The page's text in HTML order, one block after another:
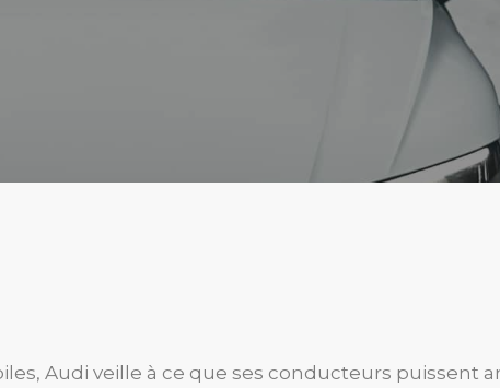
Audi veille à ce que ses conducteurs puissent